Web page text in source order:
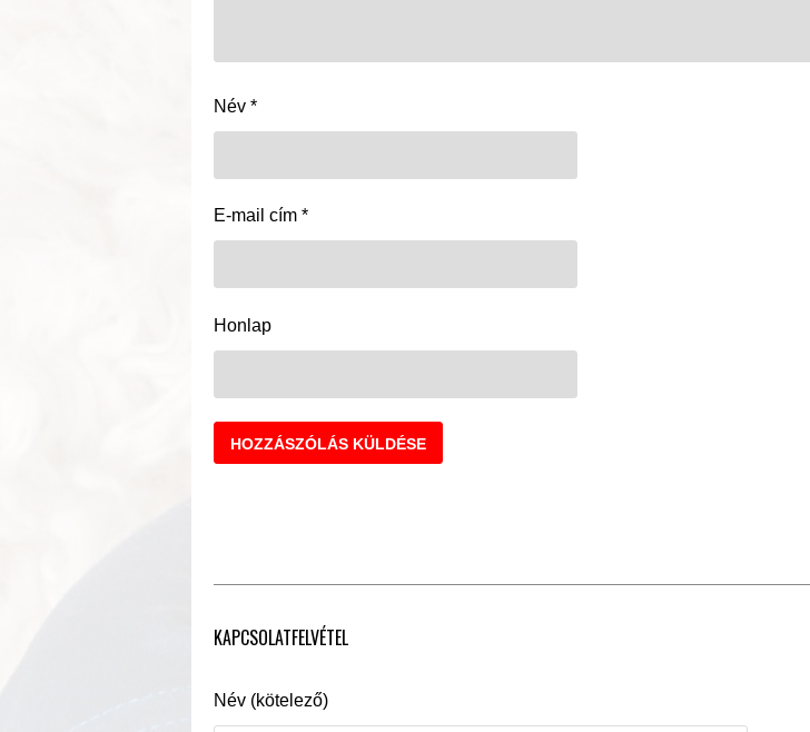
Név *
E-mail cím *
Honlap
KAPCSOLATFELVÉTEL
Név (kötelező)